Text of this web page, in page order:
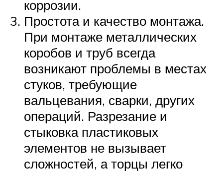
коррозии.
Простота и качество монтажа.
При монтаже металлических
коробов и труб всегда
возникают проблемы в местах
стуков, требующие
вальцевания, сварки, других
операций. Разрезание и
стыковка пластиковых
элементов не вызывает
сложностей, а торцы легко